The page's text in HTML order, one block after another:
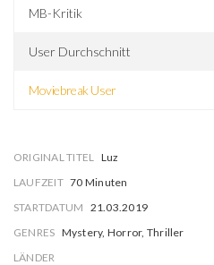
MB-Kritik
User Durchschnitt
Moviebreak User
ORIGINAL TITEL Luz
LAUFZEIT 70 Minuten
STARTDATUM 21.03.2019
GENRES Mystery, Horror, Thriller
LÄNDER